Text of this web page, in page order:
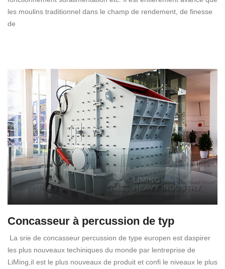
les moulins traditionnel dans le champ de rendement, de finesse
de
Concasseur à percussion de typ
La srie de concasseur percussion de type europen est daspirer
les plus nouveaux techiniques du monde par lentreprise de
LiMing,iI est le plus nouveaux de produit et confi le niveaux le plus